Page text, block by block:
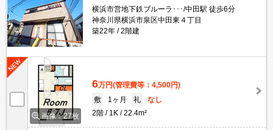
横浜市営地下鉄ブルーラ･･･/中田駅 徒歩6分
神奈川県横浜市泉区中田東４丁目
築22年
2階建
画像：27枚
6万円(管理費等：4,500円)
敷
1ヶ月 礼
なし
2階
1K 22.4m²